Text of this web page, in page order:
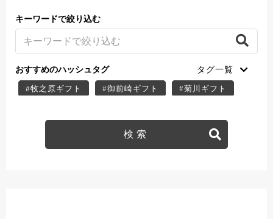
キーワードで絞り込む
おすすめのハッシュタグ
#牧之原ギフト #御前崎ギフト #菊川ギフト
#牧之原デザート #掛川デザート